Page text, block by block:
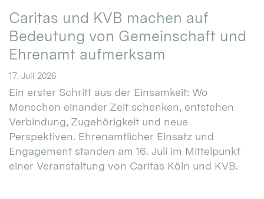
Caritas und KVB machen auf
Bedeutung von Gemeinschaft und
Ehrenamt aufmerksam
17. Juli 2026
Ein erster Schritt aus der Einsamkeit: Wo
Menschen einander Zeit schenken, entstehen
Verbindung, Zugehörigkeit und neue
Perspektiven. Ehrenamtlicher Einsatz und
Engagement standen am 16. Juli im Mittelpunkt
einer Veranstaltung von Caritas Köln und KVB.